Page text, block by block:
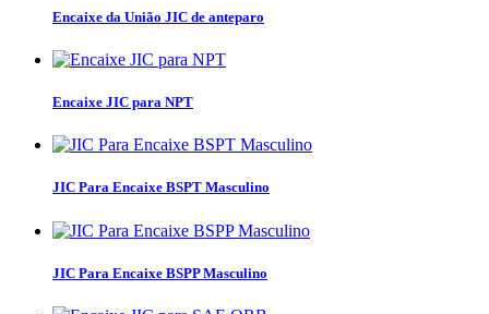
Encaixe da União JIC de anteparo
Encaixe JIC para NPT
JIC Para Encaixe BSPT Masculino
JIC Para Encaixe BSPP Masculino